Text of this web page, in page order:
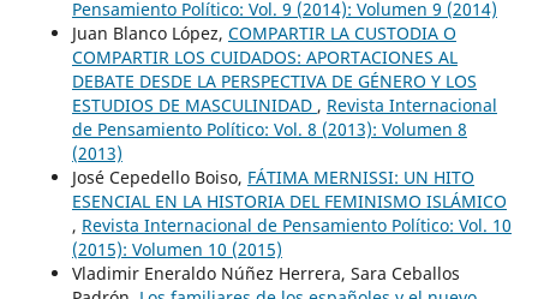
Pensamiento Político: Vol. 9 (2014): Volumen 9 (2014)
Juan Blanco López, COMPARTIR LA CUSTODIA O
COMPARTIR LOS CUIDADOS: APORTACIONES AL
DEBATE DESDE LA PERSPECTIVA DE GÉNERO Y LOS
ESTUDIOS DE MASCULINIDAD , Revista Internacional
de Pensamiento Político: Vol. 8 (2013): Volumen 8
(2013)
José Cepedello Boiso, FÁTIMA MERNISSI: UN HITO
ESENCIAL EN LA HISTORIA DEL FEMINISMO ISLÁMICO
, Revista Internacional de Pensamiento Político: Vol. 10
(2015): Volumen 10 (2015)
Vladimir Eneraldo Núñez Herrera, Sara Ceballos